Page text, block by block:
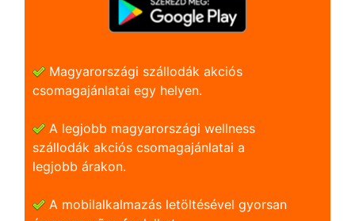
Magyarországi szállodák akciós
csomagajánlatai egy helyen.
A legjobb magyarországi wellness
szállodák akciós csomagajánlatai a
legjobb árakon.
A mobilalkalmazás letöltésével gyorsan